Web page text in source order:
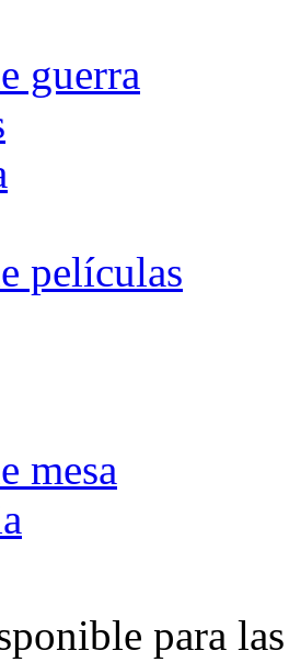
guerra
películas
mesa
para